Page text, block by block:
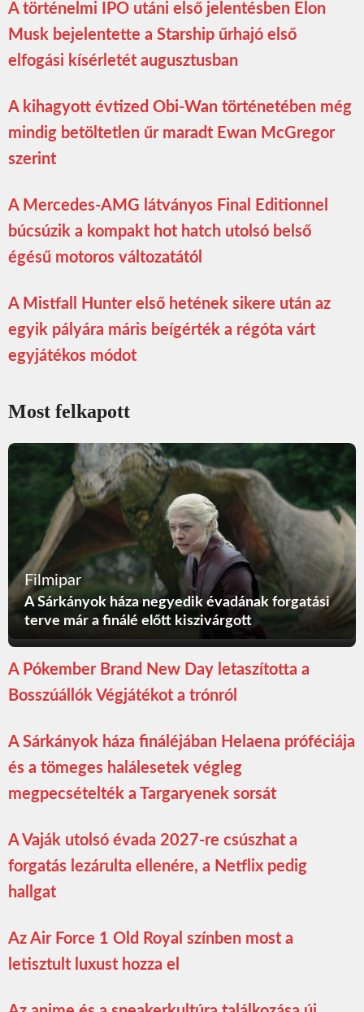
A történelmi IPO utáni első jelentésben Elon
Musk bejelentette a Starship űrhajó első
elfogási kísérletét augusztusban
A kihagyott évtized Obi-Wan történetében még
mindig betöltetlen űr maradt Ewan McGregor
szerint
A Mercedes-AMG látványos Final Editionnel
búcsúzik a kompakt hot hatch utolsó belső
égésű motoros változatától
A Mistfall Hunter első hetének sikere után az
egyik pályára máris beígérték a régóta várt
egyjátékos módot
Most felkapott
Filmipar
A Sárkányok háza negyedik évadának forgatási
terve már a finálé előtt kiszivárgott
A Pókember Brand New Day letaszította a
Bosszúállók Végjátékot a trónról
A Sárkányok háza fináléjában Helaena próféciája
és a tömeges halálesetek végleg
megpecsételték a Targaryenek sorsát
A Vaják utolsó évada 2027-re csúszhat a
forgatás lezárulta ellenére, a Netflix pedig
hallgat
Az Air Force 1 Old Royal színben most a
letisztult luxust hozza el